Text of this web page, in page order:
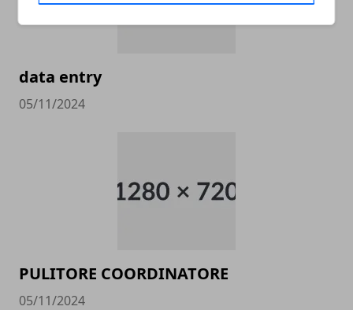
data entry
05/11/2024
PULITORE COORDINATORE
05/11/2024